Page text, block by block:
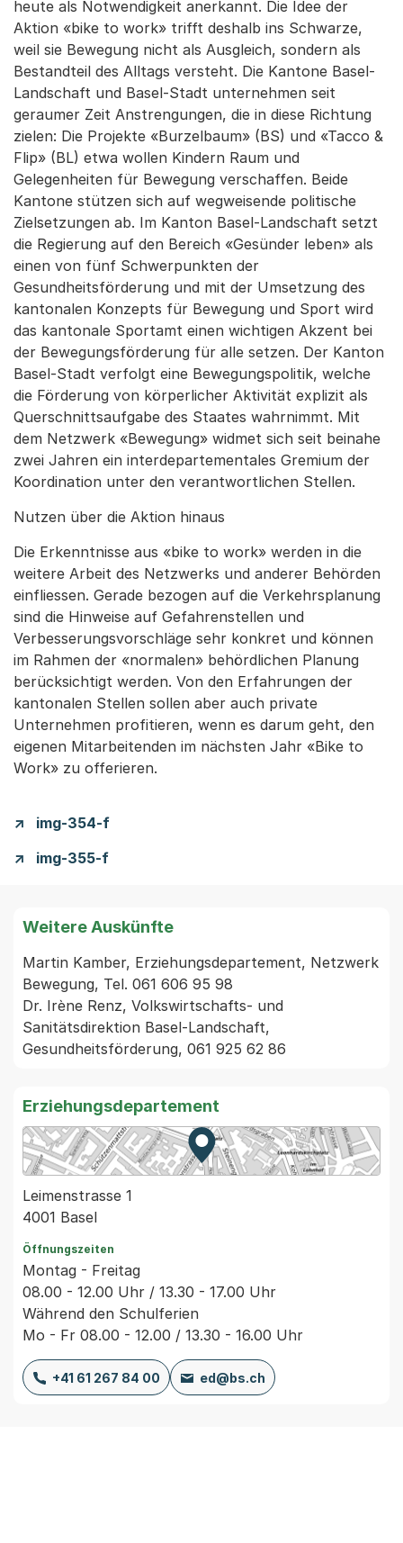
heute als Notwendigkeit anerkannt. Die Idee der
Aktion «bike to work» trifft deshalb ins Schwarze,
weil sie Bewegung nicht als Ausgleich, sondern als
Bestandteil des Alltags versteht. Die Kantone Basel-
Landschaft und Basel-Stadt unternehmen seit
geraumer Zeit Anstrengungen, die in diese Richtung
zielen: Die Projekte «Burzelbaum» (BS) und «Tacco &
Flip» (BL) etwa wollen Kindern Raum und
Gelegenheiten für Bewegung verschaffen. Beide
Kantone stützen sich auf wegweisende politische
Zielsetzungen ab. Im Kanton Basel-Landschaft setzt
die Regierung auf den Bereich «Gesünder leben» als
einen von fünf Schwerpunkten der
Gesundheitsförderung und mit der Umsetzung des
kantonalen Konzepts für Bewegung und Sport wird
das kantonale Sportamt einen wichtigen Akzent bei
der Bewegungsförderung für alle setzen. Der Kanton
Basel-Stadt verfolgt eine Bewegungspolitik, welche
die Förderung von körperlicher Aktivität explizit als
Querschnittsaufgabe des Staates wahrnimmt. Mit
dem Netzwerk «Bewegung» widmet sich seit beinahe
zwei Jahren ein interdepartementales Gremium der
Koordination unter den verantwortlichen Stellen.
Nutzen über die Aktion hinaus
Die Erkenntnisse aus «bike to work» werden in die
weitere Arbeit des Netzwerks und anderer Behörden
einfliessen. Gerade bezogen auf die Verkehrsplanung
sind die Hinweise auf Gefahrenstellen und
Verbesserungsvorschläge sehr konkret und können
im Rahmen der «normalen» behördlichen Planung
berücksichtigt werden. Von den Erfahrungen der
kantonalen Stellen sollen aber auch private
Unternehmen profitieren, wenn es darum geht, den
eigenen Mitarbeitenden im nächsten Jahr «Bike to
Work» zu offerieren.
img-354-f
img-355-f
Weitere Auskünfte
Martin Kamber, Erziehungsdepartement, Netzwerk
Bewegung, Tel. 061 606 95 98
Dr. Irène Renz, Volkswirtschafts- und
Sanitätsdirektion Basel-Landschaft,
Gesundheitsförderung, 061 925 62 86
Erziehungsdepartement
Zur Karte von MapBS.
Externer Link, wird in einem
Leimenstrasse 1
4001 Basel
Öffnungszeiten
Montag - Freitag
08.00 - 12.00 Uhr / 13.30 - 17.00 Uhr
Während den Schulferien
Mo - Fr 08.00 - 12.00 / 13.30 - 16.00 Uhr
+41 61 267 84 00 ed@bs.ch